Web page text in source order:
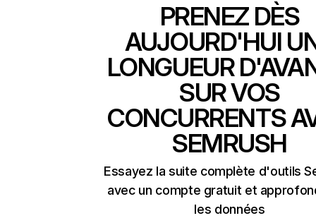
PRENEZ DÈS
AUJOURD'HUI
LONGUEUR
SUR VOS
CONCURRENTS
SEMRUSH
Essayez la suite complète d'outils
avec un compte gratuit et
les données